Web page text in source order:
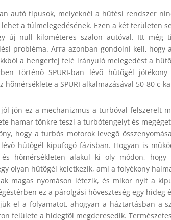
autó típusok, melyeknél a hûtési rendszer
a túlmelegedésének. Ezen a két területen
új null kilométeres szalon autóval. Itt
probléma. Arra azonban gondolni kell,
a hengerfej felé irányuló melegedést a
történõ SPURI-ban lévõ hûtõgél
hõmérséklete a SPURI alkalmazásával 50-80
jön ez a mechanizmus a turbóval felszerelt
hamar tönkre teszi a turbótengelyt és
hogy a turbós motorok levegõ
lévõ hûtõgél kipufogó fázisban. Hogyan is
és hõmérsékleten alakul ki oly módon,
olyan hûtõgél keletkezik, ami a folyékony
magas nyomáson létezik, és mikor nyit a
ez a párolgási hõveszteség egy hideg
el a folyamatot, ahogyan a háztartásban a
felülete a hidegtõl megderesedik.